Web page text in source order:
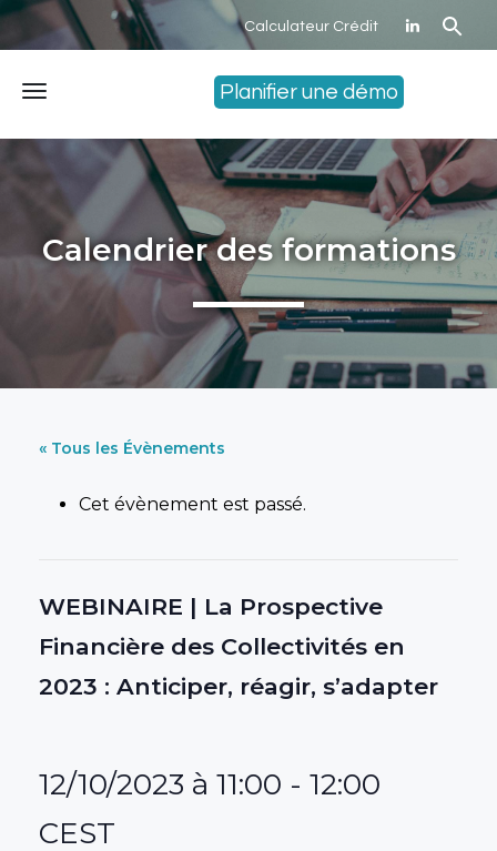
Calculateur Crédit
Planifier une démo
Menu
Calendrier des formations
« Tous les Évènements
Cet évènement est passé.
WEBINAIRE | La Prospective
Financière des Collectivités en
2023 : Anticiper, réagir, s’adapter
12/10/2023 à 11:00 - 12:00
CEST